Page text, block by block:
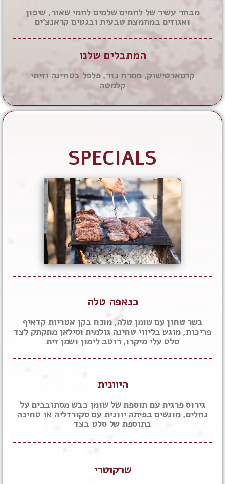
מבחר עשיר של לחמים שלמים לחמי שאור, שיפון
ואגוזים במחמצת טבעית ובגטים קראנצ'ים
המתבלים שלנו
קרםארטישוק, ממרח גזר, פלפל בטחינה וזיתי
קלמטה
SPECIALS
כנאפה טלה
בשר טחון עם שומן טלה, מונח בקן אטריות קדאיף
פריכות, מוגש בליווי טחינה גולמית וסילאן מתקתק לצד
סלט עלי מיקרו, רוטב לימון ושמן זית
היוונית
גירוס פרגית עם תוספת של שומן כבש מסתובבים על
גחלים, מוגשים בפיתה יוונית עם סקורדליה או טחינה
בתוספת של סלט בצד
שרקוטרי